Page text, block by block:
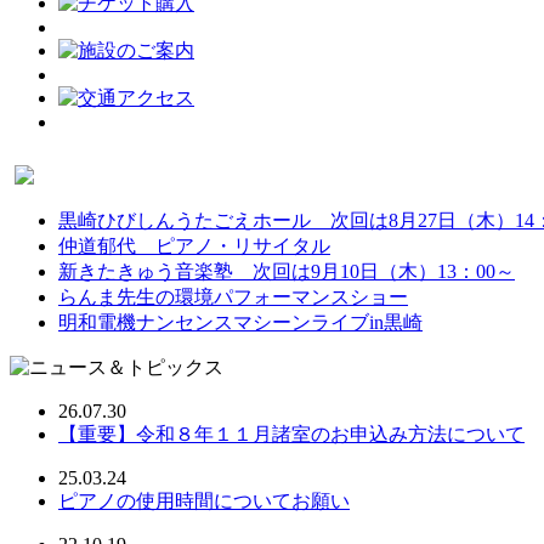
黒崎ひびしんうたごえホール 次回は8月27日（木）14
仲道郁代 ピアノ・リサイタル
新きたきゅう音楽塾 次回は9月10日（木）13：00～
らんま先生の環境パフォーマンスショー
明和電機ナンセンスマシーンライブin黒崎
26.07.30
【重要】令和８年１１月諸室のお申込み方法について
25.03.24
ピアノの使用時間についてお願い